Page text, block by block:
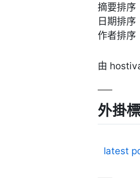
摘要排序
日期排序
作者排序
由
外掛
latest